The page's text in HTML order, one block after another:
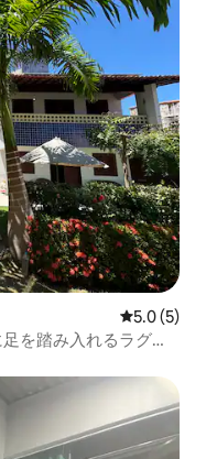
レビュー5
5.0 (5)
を踏み入れるラグジ